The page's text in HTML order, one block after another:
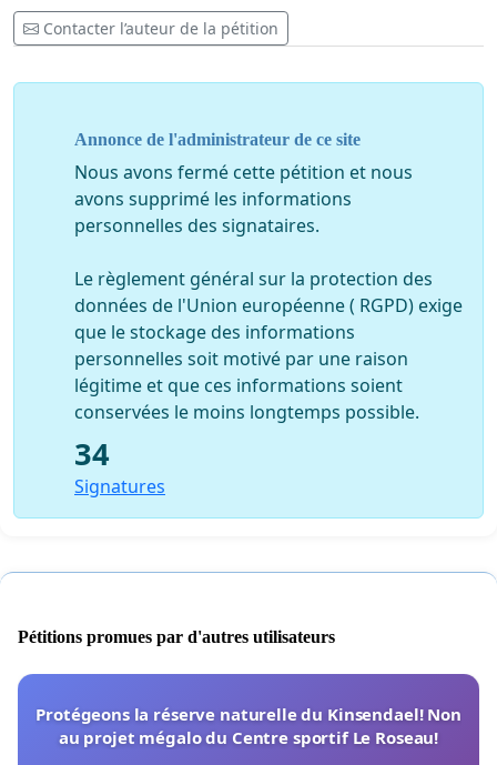
Contacter l’auteur de la pétition
Annonce de l'administrateur de ce site
Nous avons fermé cette pétition et nous
avons supprimé les informations
personnelles des signataires.
Le règlement général sur la protection des
données de l'Union européenne ( RGPD) exige
que le stockage des informations
personnelles soit motivé par une raison
légitime et que ces informations soient
conservées le moins longtemps possible.
34
Signatures
Pétitions promues par d'autres utilisateurs
Protégeons la réserve naturelle du Kinsendael! Non
au projet mégalo du Centre sportif Le Roseau!